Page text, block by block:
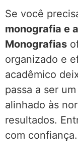
Se você
monografia e
Monografias
organizado e
acadêmico
passa a ser
alinhado às
resultados.
com confiança.